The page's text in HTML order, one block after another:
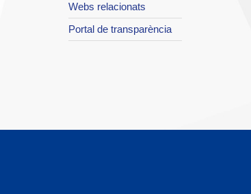
Webs relacionats
Portal de transparència